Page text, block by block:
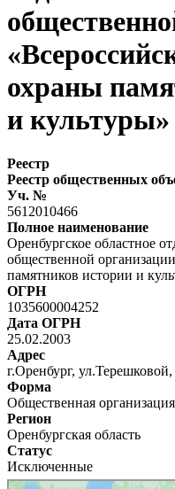
охраны
и культуры»
Реестр
Реестр общественных
Уч. №
5612010466
Полное наименование
Оренбургское областное
общественной
памятников истории и
ОГРН
1035600004252
Дата ОГРН
25.02.2003
Адрес
г.Оренбург, ул.Терешковой,
Форма
Общественная организация
Регион
Оренбургская область
Статус
Исключенные